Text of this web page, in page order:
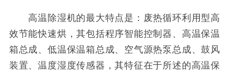
高温除湿机的最大特点是：废热循环利用型高
效节能快速烘，其包括程序智能控制器、高温保温
箱总成、低温保温箱总成、空气源热泵总成、鼓风
装置、温度湿度传感器，其特征在于所述的高温保